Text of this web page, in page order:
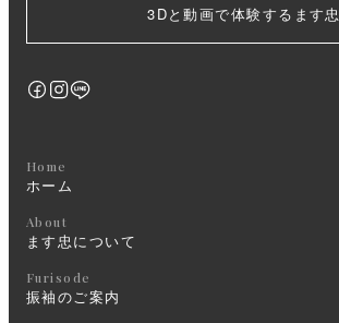
3Dと動画で体験するます忠
Home
ホーム
About
ます忠について
Furisode
振袖のご案内